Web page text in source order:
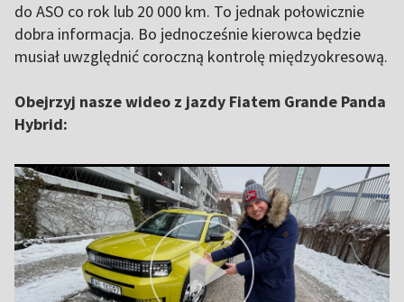
do ASO co rok lub 20 000 km. To jednak połowicznie
dobra informacja. Bo jednocześnie kierowca będzie
musiał uwzględnić coroczną kontrolę międzyokresową.
Obejrzyj nasze wideo z jazdy Fiatem Grande Panda
Hybrid: